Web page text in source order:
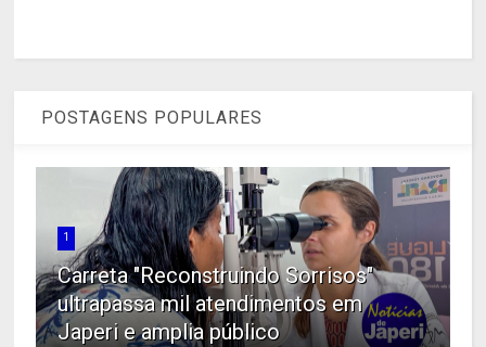
POSTAGENS POPULARES
1
Carreta "Reconstruindo Sorrisos"
ultrapassa mil atendimentos em
Japeri e amplia público